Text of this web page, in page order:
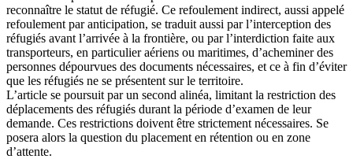
reconnaître le statut de réfugié. Ce refoulement indirect, aussi appelé
refoulement par anticipation, se traduit aussi par l’interception des
réfugiés avant l’arrivée à la frontière, ou par l’interdiction faite aux
transporteurs, en particulier aériens ou maritimes, d’acheminer des
personnes dépourvues des documents nécessaires, et ce à fin d’éviter
que les réfugiés ne se présentent sur le territoire.
L’article se poursuit par un second alinéa, limitant la restriction des
déplacements des réfugiés durant la période d’examen de leur
demande. Ces restrictions doivent être strictement nécessaires. Se
posera alors la question du placement en rétention ou en zone
d’attente.